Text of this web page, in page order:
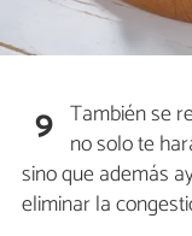
9 También se
no solo te
sino que además
eliminar la